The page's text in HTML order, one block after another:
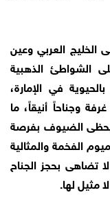
الخليج العربي وعين
الشواطئ الذهبية
في الإمارة،
على مساحة 35 طابقاً ويضم 414 غرفة وجناحاً أنيقاً، ما
الضيوف بفرصة
الفخمة والمثالية
تضاهى بحجز الجناح
مثيل لها.